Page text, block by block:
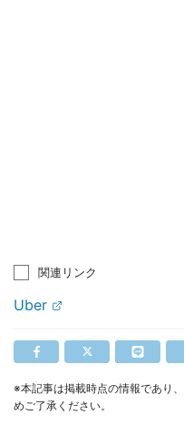
関連リンク
Uber
※本記事は掲載時点の情報であり
めご了承ください。